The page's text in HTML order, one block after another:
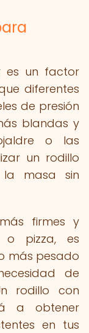
es un factor
diferentes
de presión
blandas y
o las
un rodillo
masa sin
firmes y
pizza, es
más pesado
de
rodillo con
a obtener
en tus